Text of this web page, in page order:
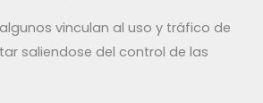
vinculan al uso y tráfico de
saliendose del control de las